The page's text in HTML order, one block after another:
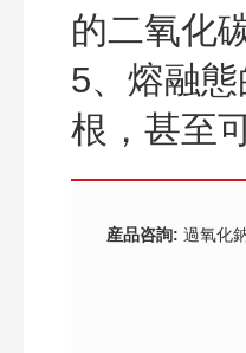
的二氧化
5、熔融
根，甚至
産品咨詢: 過氧化